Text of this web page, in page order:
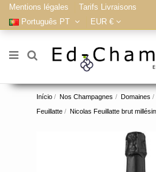
Mentions légales
Tarifs Livraisons
Português PT
EUR €
Início Nos Champagnes Domaines
Feuillatte
Nicolas Feuillatte brut